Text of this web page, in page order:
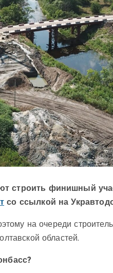
строить финишный
со ссылкой на
на очереди
областей.